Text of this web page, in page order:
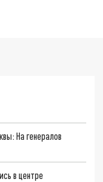
На генералов
в центре